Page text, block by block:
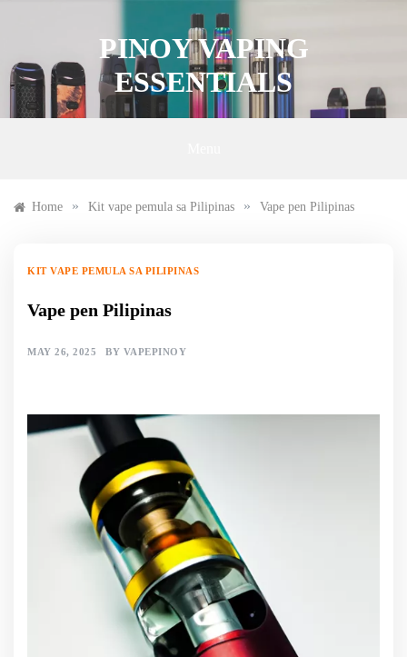
PINOY VAPING
ESSENTIALS
Home » Kit vape pemula sa Pilipinas » Vape pen Pilipinas
KIT VAPE PEMULA SA PILIPINAS
Vape pen Pilipinas
MAY 26, 2025 BY VAPEPINOY